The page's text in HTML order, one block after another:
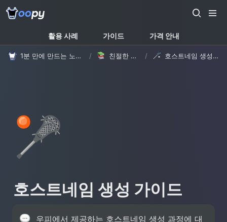
활용 사례 가이드 가격 안내
1분 만에 만드는 노션 웹사이트, 우피! / 친절한 가이드 / 호스트네임 생성 가이드
🥍
호스트네임 생성 가이드
우피에서 제공하는 호스트네임 생성 과정에 대